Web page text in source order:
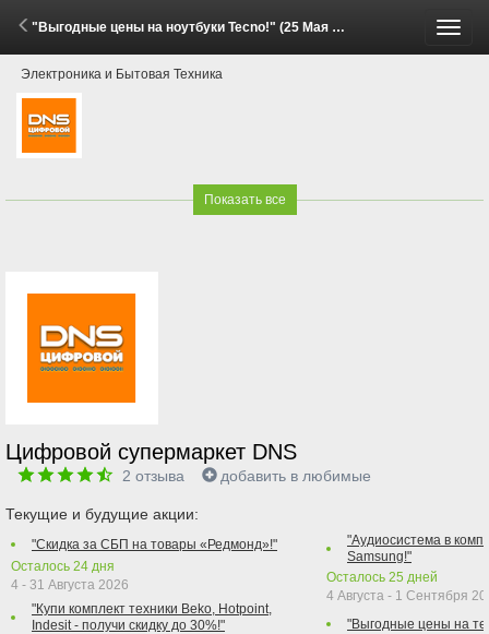
"Выгодные цены на ноутбуки Tecno!" (25 Мая - 7 Июня 2026)
Электроника и Бытовая Техника
Показать все
Цифровой супермаркет DNS
2 отзыва добавить в любимые
Текущие и будущие акции:
"Скидка за СБП на товары «Редмонд»!"
Осталось 24 дня
4 - 31 Августа 2026
"Купи комплект техники Beko, Hotpoint,
Indesit - получи скидку до 30%!"
"Аудиосистема в
Samsung!"
Осталось 25 дней
4 Августа - 1 Сентября
"Выгодные цены на